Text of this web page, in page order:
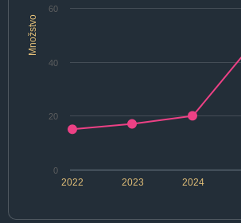
Množstvo
2022 2024
2023
0
20
40
60